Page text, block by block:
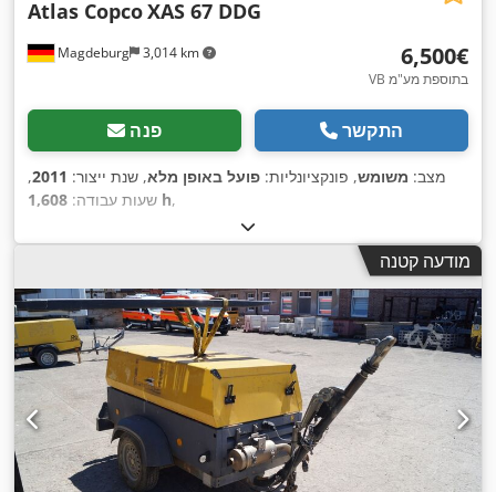
Magdeburg 3,014 km
Atlas CopcoXAS 67 DDG
‏6,500 ‏€
VB בתוספת מע"מ
פנה התקשר
מצב: משומש, פונקציונליות: פועל באופן מלא, שנת ייצור: 2011
,
שעות עבודה: 1,608 h,
מודעה קטנה